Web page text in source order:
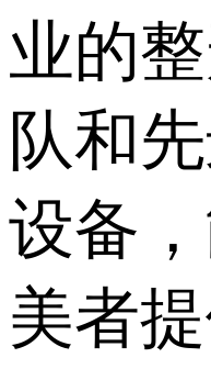
业的
队和
设备
美者提